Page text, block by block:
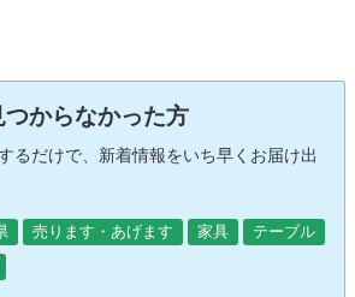
からなかった方
るだけで、新着情報をいち早くお届け出
売ります・あげます 家具
テーブル